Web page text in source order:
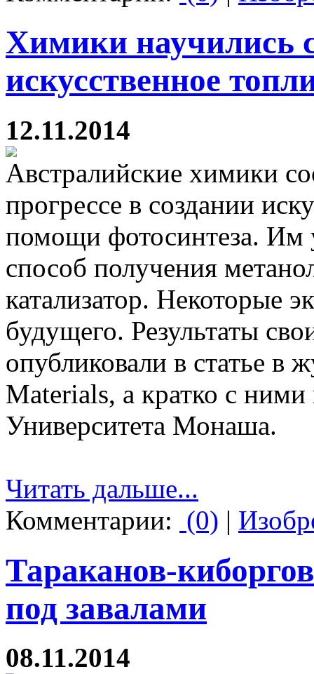
Химики научились
искусственное
12.11.2014
Австралийские химики
прогрессе в создании
помощи фотосинтеза. Им
способ получения
катализатор. Некоторые
будущего. Результаты
опубликовали в статье в
Materials, а кратко с
Университета Монаша.
Читать дальше...
Комментарии: (0) |
Тараканов-
под завалами
08.11.2014